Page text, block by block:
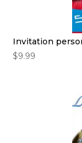
Invitation
$9.99